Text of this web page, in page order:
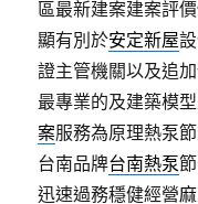
區最新建案建案評
顯有別於安定新屋
證主管機關以及追
最專業的及建築模
案服務為原理熱泵
台南品牌台南熱泵
迅速過務穩健經營